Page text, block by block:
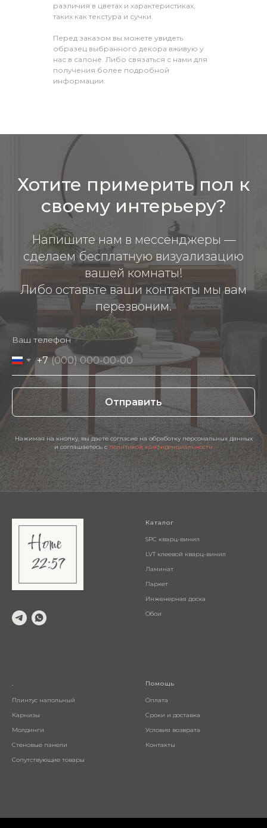
различия в цветах и характеристиках,
таких как текстура и сучки.
Перед заказом вы можете увидеть
образец выбранного декора вживую у
нас в салоне. Либо связаться с нами для
получения более подробной
информации.
Хотите примерить пол к
своему интерьеру?
Напишите нам в мессенджеры —
сделаем бесплатную визуализацию
вашей комнаты!
Либо оставьте ваши контакты мы вам
перезвоним.
Ваш телефон
+7
Отправить
Нажимая на кнопку, вы даете согласие на обработку персональных данных
и соглашаетесь c политикой конфиденциальности
Каталог
SPC кварц-винил
LVT клеевой кварц-винил
Ламинат
Паркет
Инженерная доска
Обои
.
Плинтус напольный
Карнизы
Молдинги
Стеновые панели
Сопутствующие товары
Помощь
Оплата
Сроки и доставка
Условия возврата
Контакты